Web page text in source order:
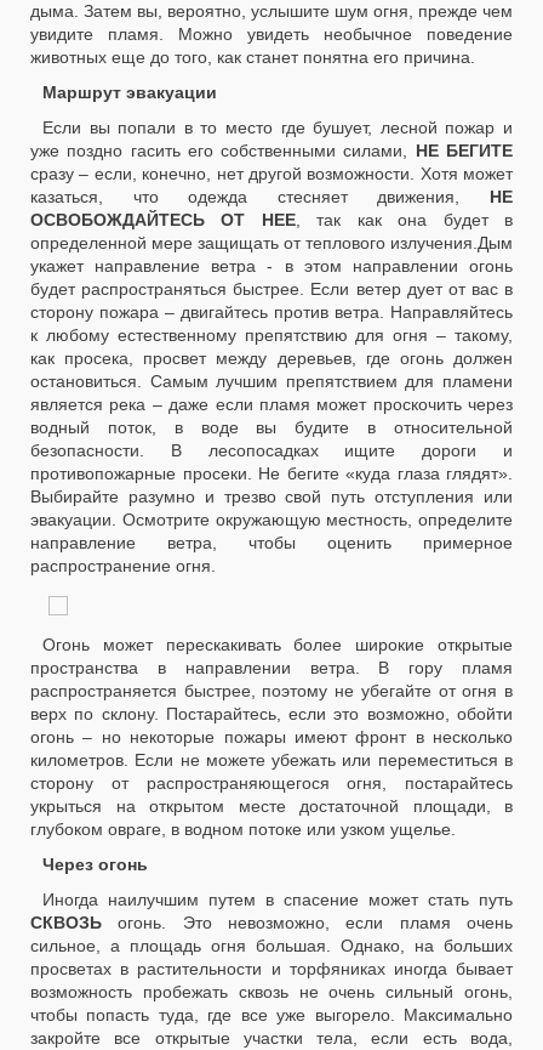
дыма. Затем вы, вероятно, услышите шум огня, прежде чем
увидите пламя. Можно увидеть необычное поведение
животных еще до того, как станет понятна его причина.
Маршрут эвакуации
Если вы попали в то место где бушует, лесной пожар и
уже поздно гасить его собственными силами, НЕ БЕГИТЕ
сразу – если, конечно, нет другой возможности. Хотя может
казаться, что одежда стесняет движения, НЕ
ОСВОБОЖДАЙТЕСЬ ОТ НЕЕ, так как она будет в
определенной мере защищать от теплового излучения.Дым
укажет направление ветра - в этом направлении огонь
будет распространяться быстрее. Если ветер дует от вас в
сторону пожара – двигайтесь против ветра. Направляйтесь
к любому естественному препятствию для огня – такому,
как просека, просвет между деревьев, где огонь должен
остановиться. Самым лучшим препятствием для пламени
является река – даже если пламя может проскочить через
водный поток, в воде вы будите в относительной
безопасности. В лесопосадках ищите дороги и
противопожарные просеки. Не бегите «куда глаза глядят».
Выбирайте разумно и трезво свой путь отступления или
эвакуации. Осмотрите окружающую местность, определите
направление ветра, чтобы оценить примерное
распространение огня.
Огонь может перескакивать более широкие открытые
пространства в направлении ветра. В гору пламя
распространяется быстрее, поэтому не убегайте от огня в
верх по склону. Постарайтесь, если это возможно, обойти
огонь – но некоторые пожары имеют фронт в несколько
километров. Если не можете убежать или переместиться в
сторону от распространяющегося огня, постарайтесь
укрыться на открытом месте достаточной площади, в
глубоком овраге, в водном потоке или узком ущелье.
Через огонь
Иногда наилучшим путем в спасение может стать путь
СКВОЗЬ огонь. Это невозможно, если пламя очень
сильное, а площадь огня большая. Однако, на больших
просветах в растительности и торфяниках иногда бывает
возможность пробежать сквозь не очень сильный огонь,
чтобы попасть туда, где все уже выгорело. Максимально
закройте все открытые участки тела, если есть вода,